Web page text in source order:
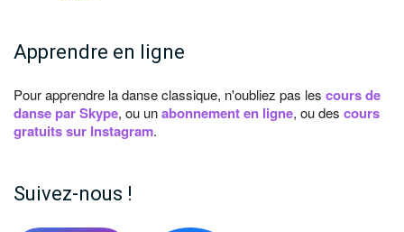
Apprendre en ligne
Pour apprendre la danse classique, n'oubliez pas les cours de
danse par Skype, ou unabonnement en ligne, ou des cours
gratuits sur Instagram.
Suivez-nous !